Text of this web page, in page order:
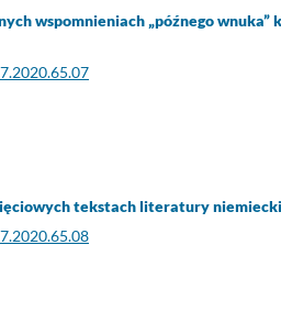
wspomnieniach „późnego wnuka”
tekstach literatury